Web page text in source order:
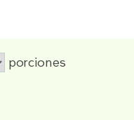
porciones